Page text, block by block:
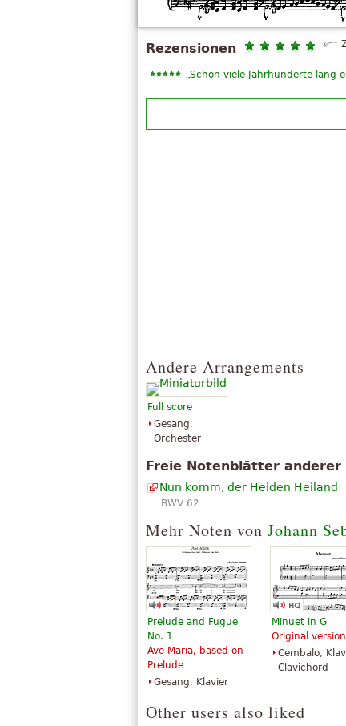
Rezensionen
„Schon viele Jahrhunderte lang
Andere Arrangements
Full score
Gesang,
Orchester
Freie Notenblätter anderer
Nun komm, der Heiden Heiland
BWV 62
Mehr Noten von Johann
Prelude and Fugue
No. 1
Ave Maria, based on
Prelude
Gesang, Klavier
Minuet in G
Original version
Cembalo,
Clavichord
Other users also liked